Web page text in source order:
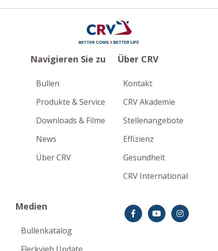
Navigieren Sie zu
Bullen
Produkte & Service
Downloads & Filme
News
Über CRV
Über CRV
Kontakt
CRV Akademie
Stellenangebote
Effizienz
Gesundheit
CRV International
Medien
Bullenkatalog
Fleckvieh Update